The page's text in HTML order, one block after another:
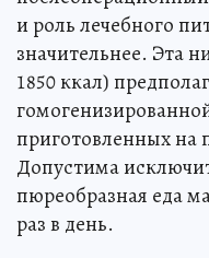
и роль лечебного
значительнее. Эта
1850 ккал)
приготовленных на
Допустима
пюреобразная еда
раз в день.